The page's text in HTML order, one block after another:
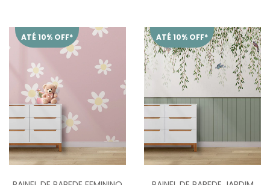
ATÉ 10% OFF* ATÉ 10% OFF*